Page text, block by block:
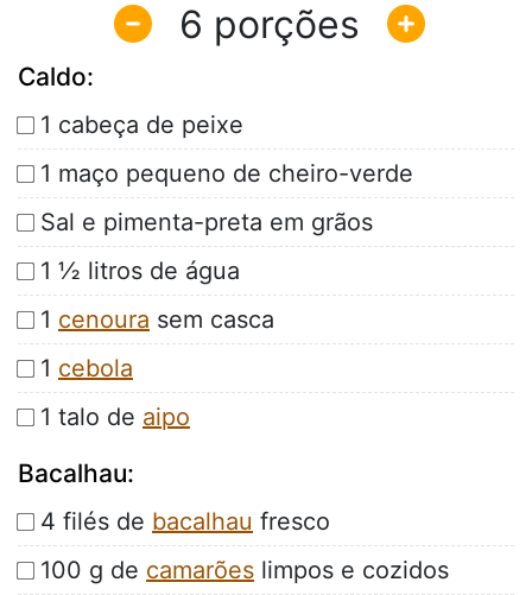
6
Caldo:
1 cabeça de peixe
1 maço pequeno de cheiro-verde
Sal e pimenta-preta em grãos
1 ½ litros de água
1 cenoura sem casca
1 cebola
1 talo de aipo
Bacalhau:
4 filés de bacalhau fresco
100 g de camarões limpos e cozidos